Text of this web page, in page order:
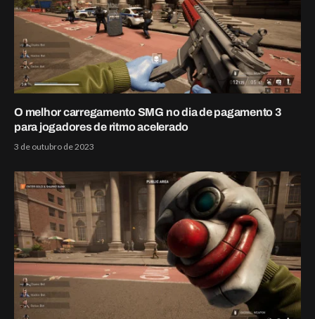
O melhor carregamento SMG no dia de pagamento 3
para jogadores de ritmo acelerado
3 de outubro de 2023